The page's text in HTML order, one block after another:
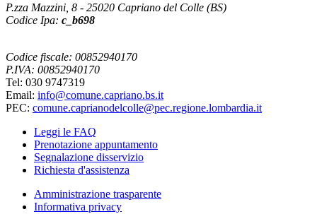
P.zza Mazzini, 8 - 25020 Capriano del Colle (BS)
Codice Ipa: c_b698
Codice fiscale: 00852940170
P.IVA: 00852940170
Tel: 030 9747319
Email: info@comune.capriano.bs.it
PEC: comune.caprianodelcolle@pec.regione.lombardia.it
Leggi le FAQ
Prenotazione appuntamento
Segnalazione disservizio
Richiesta d'assistenza
Amministrazione trasparente
Informativa privacy